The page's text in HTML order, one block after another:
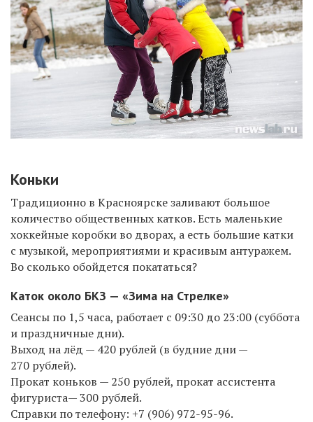
Коньки
Традиционно в Красноярске заливают большое
количество общественных катков. Есть маленькие
хоккейные коробки во дворах, а есть большие катки
с музыкой, мероприятиями и красивым антуражем.
Во сколько обойдется покататься?
Каток около БКЗ — «Зима на Стрелке»
Сеансы по 1,5 часа, работает с 09:30 до 23:00 (суббота
и праздничные дни).
Выход на лёд — 420 рублей (в будние дни —
270 рублей).
Прокат коньков — 250 рублей, прокат ассистента
фигуриста— 300 рублей.
Справки по телефону: +7 (906) 972-95-96.